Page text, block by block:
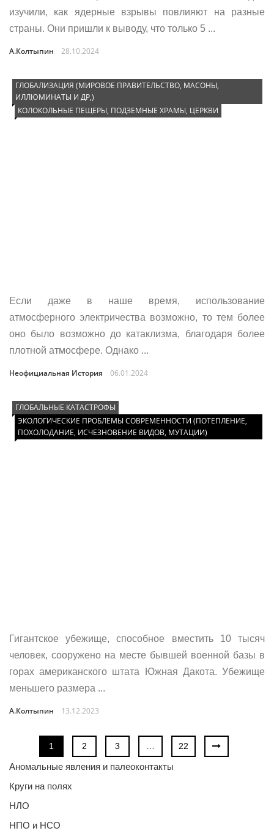
изучили, как ядерные взрывы повлияют на разные
страны. Они пришли к выводу, что только 5 ...
А.Колтыпин 28.10.2024
ГЛОБАЛИЗАЦИЯ (МИРОВОЕ ПРАВИТЕЛЬСТВО, МАСОНЫ,
ИЛЛЮМИНАТЫ И ДР,)
КОЛОКОЛЬНЫЕ ПЕЩЕРЫ, ПОДЗЕМНЫЕ ХРАМЫ, ЦЕРКВИ
Если даже в наше время, использование
атмосферного электричества возможно, то тем более
оно было возможно до катаклизма, благодаря более
плотной атмосфере. Однако ...
Неофициальная История 06.01.2024
ГЛОБАЛЬНЫЕ КАТАСТРОФЫ
ЭКОЛОГИЧЕСКИЕ ПРОБЛЕМЫ СОВРЕМЕННОСТИ (ПОТЕПЛЕНИЕ,
ПОХОЛОДАНИЕ, ИСЧЕЗНОВЕНИЕ ВИДОВ, МУТАЦИИ)
Гигантское убежище, способное вместить 10 тысяч
человек, сооружено на месте бывшей военной базы в
горах американского штата Южная Дакота. Убежище
меньшего размера ...
А.Колтыпин 13.12.2023
1 2 3 22
Аномальные явления и палеоконтакты
Круги на полях
НЛО
НПО и НСО